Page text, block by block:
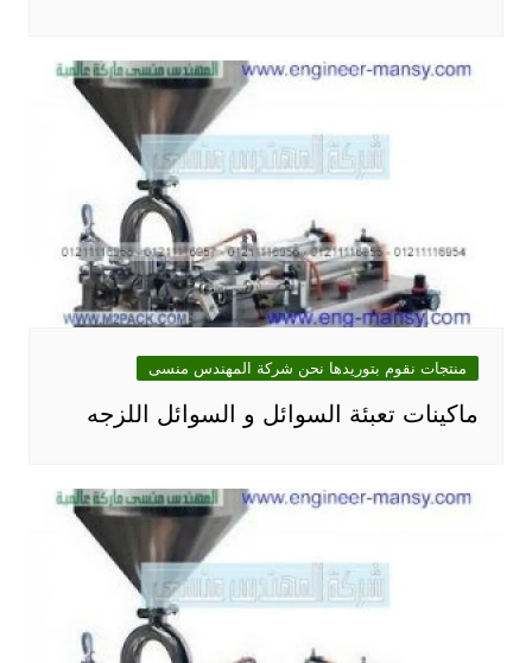
منتجات نقوم بتوريدها نحن شركة المهندس منسى
ماكينات تعبئة السوائل و السوائل اللزجه